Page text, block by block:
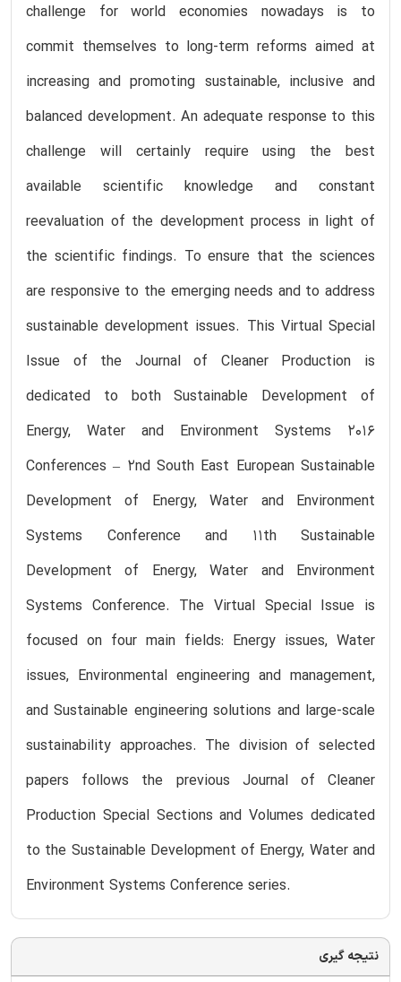
challenge for world economies nowadays is to
commit themselves to long-term reforms aimed at
increasing and promoting sustainable, inclusive and
balanced development. An adequate response to this
challenge will certainly require using the best
available scientific knowledge and constant
reevaluation of the development process in light of
the scientific findings. To ensure that the sciences
are responsive to the emerging needs and to address
sustainable development issues. This Virtual Special
Issue of the Journal of Cleaner Production is
dedicated to both Sustainable Development of
Energy, Water and Environment Systems 2016
Conferences – 2nd South East European Sustainable
Development of Energy, Water and Environment
Systems Conference and 11th Sustainable
Development of Energy, Water and Environment
Systems Conference. The Virtual Special Issue is
focused on four main fields: Energy issues, Water
issues, Environmental engineering and management,
and Sustainable engineering solutions and large-scale
sustainability approaches. The division of selected
papers follows the previous Journal of Cleaner
Production Special Sections and Volumes dedicated
to the Sustainable Development of Energy, Water and
Environment Systems Conference series.
نتیجه گیری